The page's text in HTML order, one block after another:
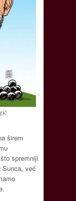
širem
spremniji
Sunca, već